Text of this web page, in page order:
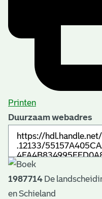
Printen
Duurzaam webadres
1987714 De
en Schieland